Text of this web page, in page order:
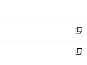
開
く
ウ
で
開
く
ン
ド
ウ
で
ウ
ィ
ン
ド
新
し
い
新